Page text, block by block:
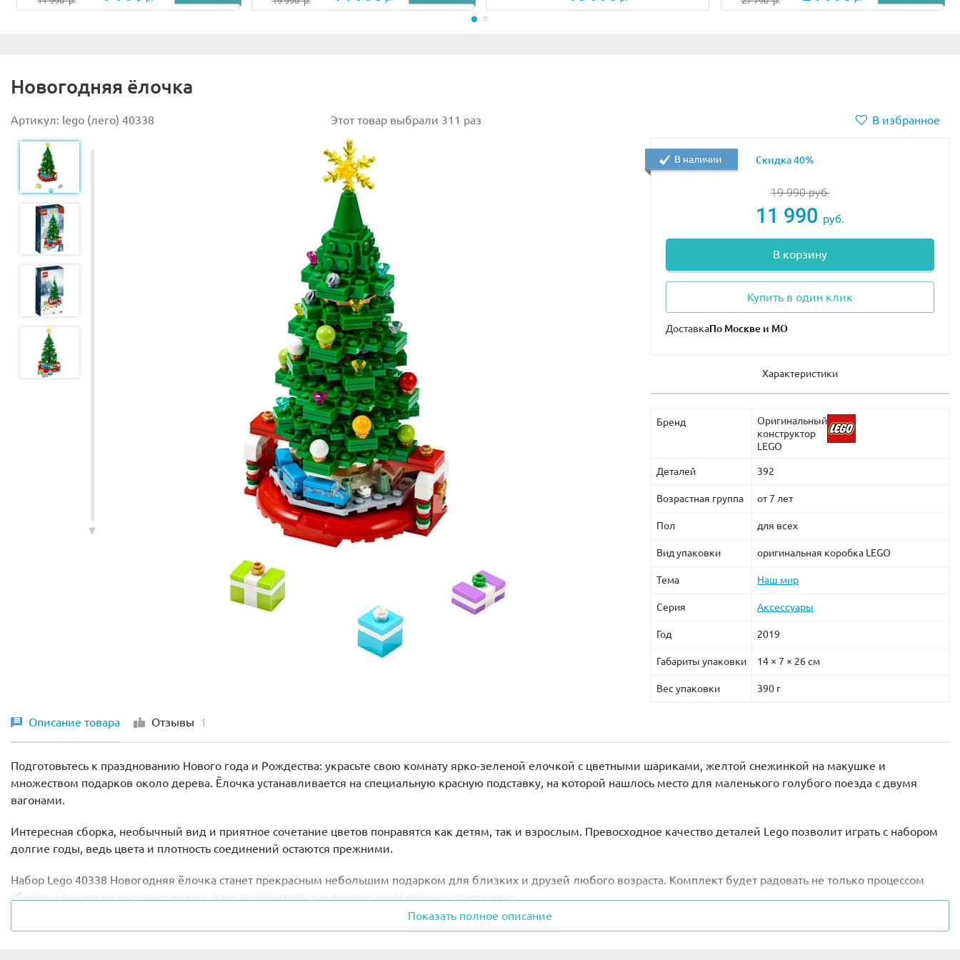
Новогодняя ёлочка
Артикул: lego (лего) 40338 Этот товар выбрали 311 раз В избранное
19 990руб.
11 990 руб.
В корзину
Купить в один клик
Доставка
В наличии Скидка 40%
Характеристики
Бренд
Оригинальный
конструктор
LEGO
Деталей 392
Возрастная группа от 7 лет
Пол для всех
Вид упаковки оригинальная коробка LEGO
Тема Наш мир
Серия Аксессуары
Год 2019
Габариты упаковки 14 × 7 × 26 см
Вес упаковки 390 г
Описание товара Отзывы 1
Подготовьтесь к празднованию Нового года и Рождества: украсьте свою комнату ярко-зеленой елочкой с цветными шариками, желтой снежинкой на макушке и
множеством подарков около дерева. Ёлочка устанавливается на специальную красную подставку, на которой нашлось место для маленького голубого поезда с двумя
вагонами.
Интересная сборка, необычный вид и приятное сочетание цветов понравятся как детям, так и взрослым. Превосходное качество деталей Lego позволит играть с набором
долгие годы, ведь цвета и плотность соединений остаются прежними.
Набор Lego 40338 Новогодняя ёлочка станет прекрасным небольшим подарком для близких и друзей любого возраста. Комплект будет радовать не только процессом
сборки, но и своим внешним видом, даря положительные эмоции и новогоднее настроение.
Высота новогодней ёлочки из Лего 40338 в собранном виде – 22 см.
Показать полное описание